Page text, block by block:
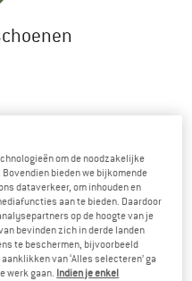
om de noodzakelijke
bieden we bijkomende
dataverkeer, om inhouden en
aan te bieden. Daardoor
op de hoogte van je
bevinden zich in derde landen
te beschermen, bijvoorbeeld
van ‘Alles selecteren’ ga
werk gaan. Indien je enkel